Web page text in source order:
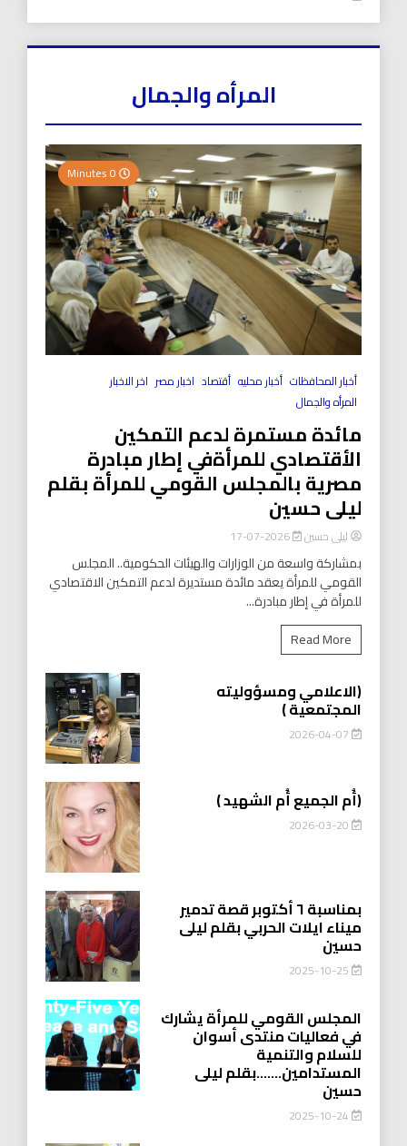
المرأه والجمال
أخبار المحافظات أخبار محليه أقتصاد اخبار مصر اخر الاخبار
المرأه والجمال
مائدة مستمرة لدعم التمكين
الأقتصادي للمرأةفي إطار مبادرة
مصرية بالمجلس القومي للمرأة بقلم
ليلى حسين
ليلى حسين 2026-07-17
بمشاركة واسعة من الوزارات والهيئات الحكومية.. المجلس
القومي للمرأة يعقد مائدة مستديرة لدعم التمكين الاقتصادي
للمرأة في إطار مبادرة...
Read More
(الاعلامي ومسؤوليته
المجتمعية )
2026-04-07
(أُم الجميع أُم الشهيد )
2026-03-20
بمناسبة ٦ أكتوبر قصة تدمير
ميناء ايلات الحربي بقلم ليلى
حسين
2025-10-25
المجلس القومي للمرأة يشارك
في فعاليات منتدى أسوان
للسلام والتنمية
المستدامين…….بقلم ليلى
حسين
2025-10-24